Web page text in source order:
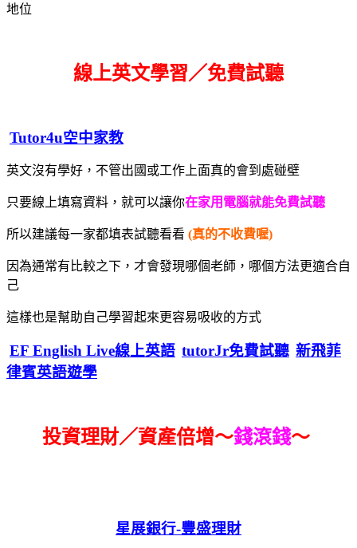
地位
線上英文學習／免費試聽
Tutor4u空中家教
英文沒有學好，不管出國或工作上面真的會到處碰壁
只要線上填寫資料，就可以讓你在家用電腦就能免費試聽
所以建議每一家都填表試聽看看 (真的不收費喔)
因為通常有比較之下，才會發現哪個老師，哪個方法更適合自
己
這樣也是幫助自己學習起來更容易吸收的方式
EF English Live線上英語 tutorJr免費試聽 新飛菲
律賓英語遊學
投資理財／資產倍增～錢滾錢～
星展銀行-豐盛理財